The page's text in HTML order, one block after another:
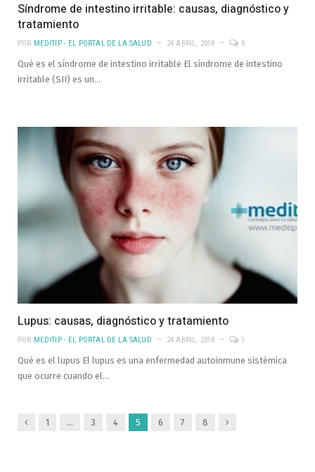
Síndrome de intestino irritable: causas, diagnóstico y
tratamiento
POR MEDITIP - EL PORTAL DE LA SALUD 24 ABRIL, 2018 0
Qué es el síndrome de intestino irritable El síndrome de intestino
irritable (SII) es un…
Lupus: causas, diagnóstico y tratamiento
POR MEDITIP - EL PORTAL DE LA SALUD 24 ABRIL, 2018 1
Qué es el lupus El lupus es una enfermedad autoinmune sistémica
que ocurre cuando el…
Anterior
1 … 3 4 5 6 7 8 Siguiente